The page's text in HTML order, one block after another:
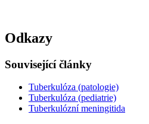
Odkazy
Související články
Tuberkulóza (patologie)
Tuberkulóza (pediatrie)
Tuberkulózní meningitida